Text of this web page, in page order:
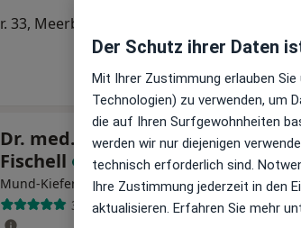
Dr. med. Alexander
Fischell
Mund-Kiefer-Gesichtschirurg
363 Bewertungen
Der Schutz ihrer Daten
Mit Ihrer Zustimmung erlauben
Technologien) zu verwenden, um
die auf Ihren Surfgewohnheiten
werden wir nur diejenigen
technisch erforderlich sind.
Ihre Zustimmung jederzeit in den
aktualisieren. Erfahren Sie mehr